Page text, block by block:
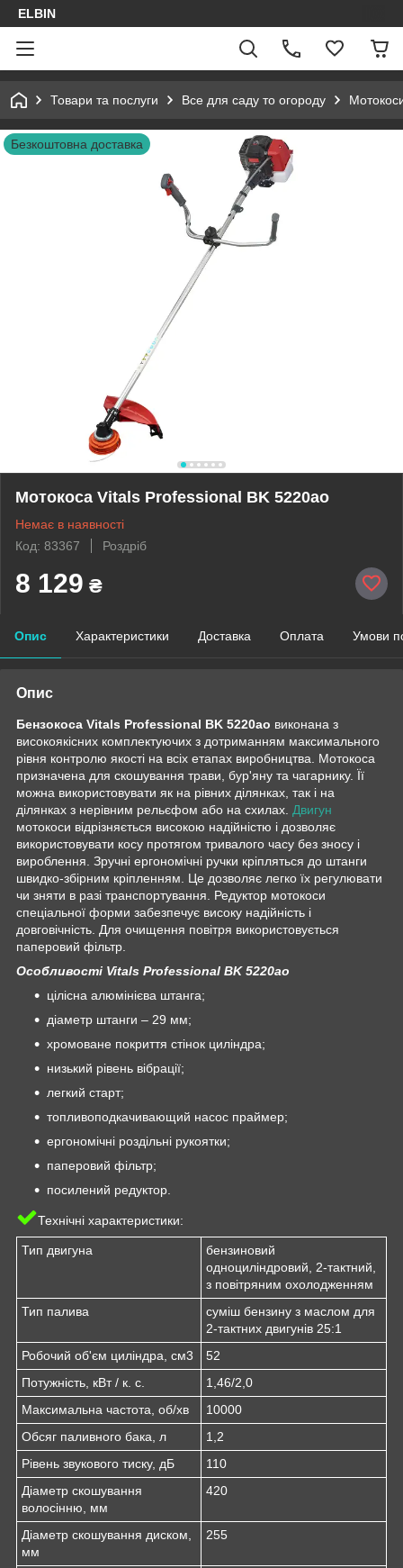
ELBIN
Товари та послуги Все для саду то огороду
Безкоштовна доставка
Мотокоса Vitals Professional BK 5220ao
Немає в наявності
Код: 83367
Роздріб
8 129 ₴
Опис Характеристики Доставка Оплата Умови
Опис
Бензокоса Vitals Professional BK 5220ao виконана з
високоякісних комплектуючих з дотриманням максимального
рівня контролю якості на всіх етапах виробництва. Мотокоса
призначена для скошування трави, бур'яну та чагарнику. Її
можна використовувати як на рівних ділянках, так і на
ділянках з нерівним рельєфом або на схилах. Двигун
мотокоси відрізняється високою надійністю і дозволяє
використовувати косу протягом тривалого часу без зносу і
вироблення. Зручні ергономічні ручки кріпляться до штанги
швидко-збірним кріпленням. Це дозволяє легко їх регулювати
чи зняти в разі транспортування. Редуктор мотокоси
спеціальної форми забезпечує високу надійність і
довговічність. Для очищення повітря використовується
паперовий фільтр.
Особливості Vitals Professional BK 5220ao
цілісна алюмінієва штанга;
діаметр штанги – 29 мм;
хромоване покриття стінок циліндра;
низький рівень вібрації;
легкий старт;
топливоподкачивающий насос праймер;
ергономічні роздільні рукоятки;
паперовий фільтр;
посилений редуктор.
Технічні характеристики:
Тип двигуна
бензиновий
одноциліндровий, 2-тактний,
з повітряним охолодженням
Тип палива
суміш бензину з маслом для
2-тактних двигунів 25:1
Робочий об'єм циліндра, см3
52
Потужність, кВт / к. с.
1,46/2,0
Максимальна частота, об/хв
10000
Обсяг паливного бака, л
1,2
Рівень звукового тиску, дБ
110
Діаметр скошування
волосінню, мм
420
Діаметр скошування диском,
мм
255